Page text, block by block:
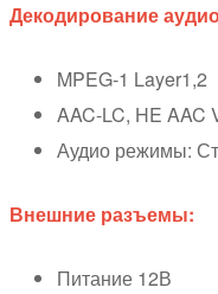
Декодирование
MPEG-1 Layer1,2
AAC-LC, HE AAC
Аудио режимы:
Внешние разъемы:
Питание 12В